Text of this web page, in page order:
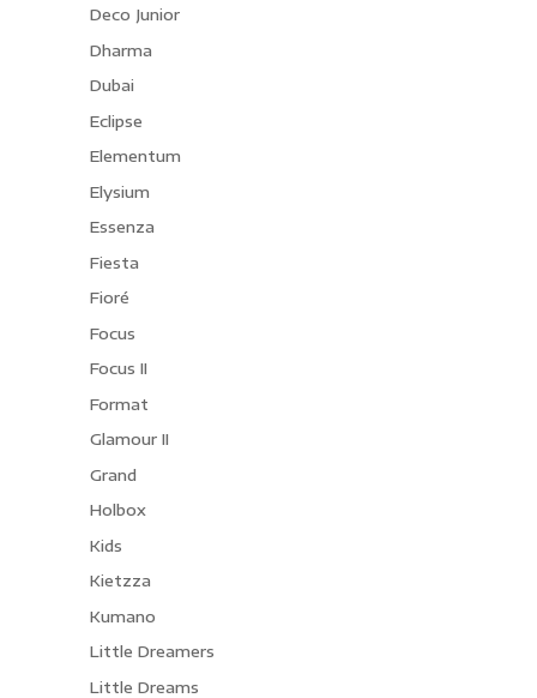
Deco Junior
Dharma
Dubai
Eclipse
Elementum
Elysium
Essenza
Fiesta
Fioré
Focus
Focus II
Format
Glamour II
Grand
Holbox
Kids
Kietzza
Kumano
Little Dreamers
Little Dreams